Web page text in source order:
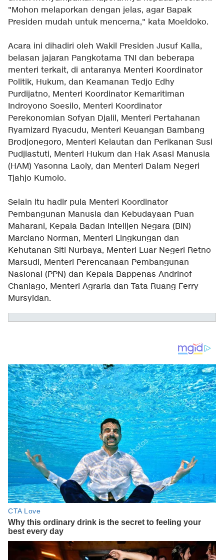
"Mohon melaporkan dengan jelas, agar Bapak
Presiden mudah untuk mencerna," kata Moeldoko.
Acara ini dihadiri oleh Wakil Presiden Jusuf Kalla,
belasan jajaran Pangkotama TNI dan beberapa
menteri terkait, di antaranya Menteri Koordinator
Politik, Hukum, dan Keamanan Tedjo Edhy
Purdijatno, Menteri Koordinator Kemaritiman
Indroyono Soesilo, Menteri Koordinator
Perekonomian Sofyan Djalil, Menteri Pertahanan
Ryamizard Ryacudu, Menteri Keuangan Bambang
Brodjonegoro, Menteri Kelautan dan Perikanan Susi
Pudjiastuti, Menteri Hukum dan Hak Asasi Manusia
(HAM) Yasonna Laoly, dan Menteri Dalam Negeri
Tjahjo Kumolo.
Selain itu hadir pula Menteri Koordinator
Pembangunan Manusia dan Kebudayaan Puan
Maharani, Kepala Badan Intelijen Negara (BIN)
Marciano Norman, Menteri Lingkungan dan
Kehutanan Siti Nurbaya, Menteri Luar Negeri Retno
Marsudi, Menteri Perencanaan Pembangunan
Nasional (PPN) dan Kepala Bappenas Andrinof
Chaniago, Menteri Agraria dan Tata Ruang Ferry
Mursyidan.